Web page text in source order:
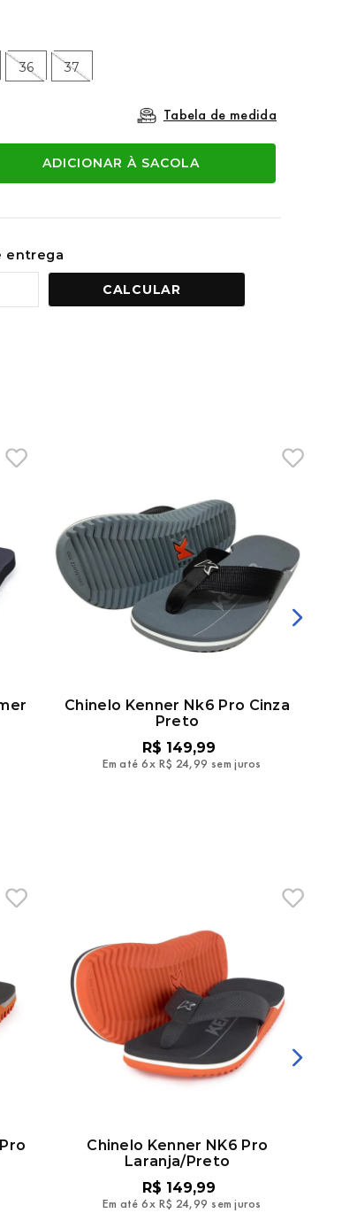
36 37
Tabela de medida
ADICIONAR À SACOLA
entrega
Chinelo Kenner Nk6 Pro Cinza
Preto
R$ 149,99
Em até 6x R$ 24,99 sem juros
Chinelo Kenner NK6 Pro
Laranja/Preto
R$ 149,99
Em até 6x R$ 24,99 sem juros